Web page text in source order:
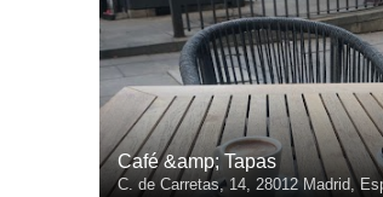
Café &amp; Tapas
C. de Carretas, 14, 28012 Madrid,